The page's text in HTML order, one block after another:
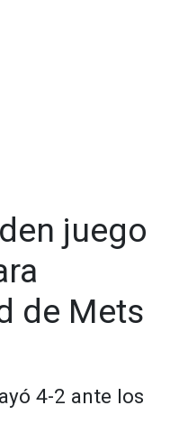
apenas eran niños.
juego
de Mets
4-2 ante los